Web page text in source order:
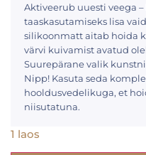
Aktiveerub uuesti veega
taaskasutamiseks lisa
silikoonmatt aitab hoida
värvi kuivamist avatud
Suurepärane valik
Nipp! Kasuta seda
hooldusvedelikuga, et
niisutatuna.
1 laos